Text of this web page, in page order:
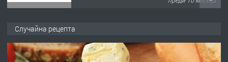
Случайна рецепта